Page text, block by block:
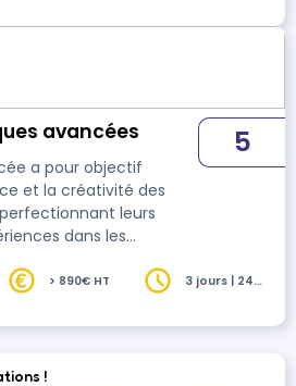
avancées
a pour objectif
et la créativité des
leurs
dans les
les hypnoses
5
> 890€ HT
3 jours | 24
!